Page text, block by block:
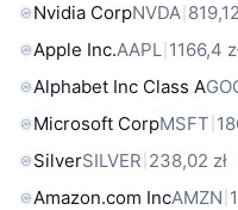
Nvidia CorpNVDA
Apple Inc.AAPL 1166,4
Alphabet Inc Class A
Microsoft CorpMSFT
SilverSILVER 238,02 zł
Amazon.com IncAMZN